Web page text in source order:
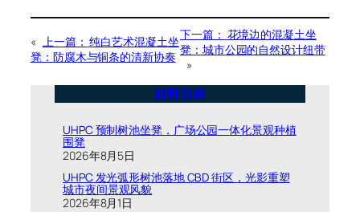
« 上一篇： 纯白艺术混凝土坐
凳：防腐木与铜条的清新协奏
下一篇： 花境边的混凝土坐
凳：城市公园的自然设计纽带
»
材料百科
UHPC 预制树池坐凳，广场公园一体化景观种植
围凳
2026年8月5日
UHPC 发光弧形树池落地 CBD 街区，光影重塑
城市夜间景观风貌
2026年8月1日